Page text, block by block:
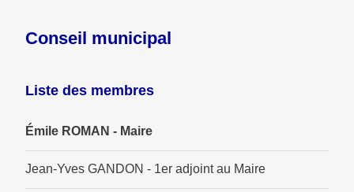
Conseil municipal
Liste des membres
Émile ROMAN - Maire
Jean-Yves GANDON - 1er adjoint au Maire